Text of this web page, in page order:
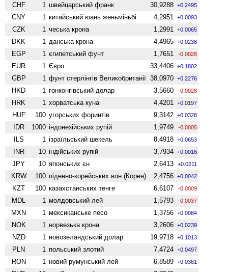
CHF 1 швейцарський франк 30,9288 +0.2495
CNY 1 китайський юань женьмiньбi 4,2951 +0.0093
CZK 1 чеська крона 1,2991 +0.0065
DKK 1 данська крона 4,4965 +0.0238
EGP 1 єгипетський фунт 1,7651 -0.0028
EUR 1 Євро 33,4406 +0.1802
GBP 1 фунт стерлінгів Велико­британії 38,0970 +0.2276
HKD 1 гонконгівський долар 3,5660 -0.0028
HRK 1 хорватська куна 4,4201 +0.0197
HUF 100 угорських форинтів 9,3142 +0.0328
IDR 1000 індонезійських рупій 1,9749 -0.0005
ILS 1 ізраїльський шекель 8,4918 +0.0653
INR 10 індійських рупій 3,7934 +0.0016
JPY 10 японських єн 2,6413 +0.0211
KRW 100 піденно-корейських вон (Корея) 2,4756 +0.0042
KZT 100 казахстанських тенге 6,6107 -0.0009
MDL 1 молдовський лей 1,5793 -0.0037
MXN 1 мексиканське песо 1,3756 +0.0084
NOK 1 норвезька крона 3,2606 +0.0239
NZD 1 ново­зеландський долар 19,9718 +0.1013
PLN 1 польський злотий 7,4724 +0.0497
RON 1 новий румунський лей 6,8589 +0.0361